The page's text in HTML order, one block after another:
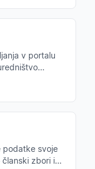
v portalu
podatke svoje
zbori in